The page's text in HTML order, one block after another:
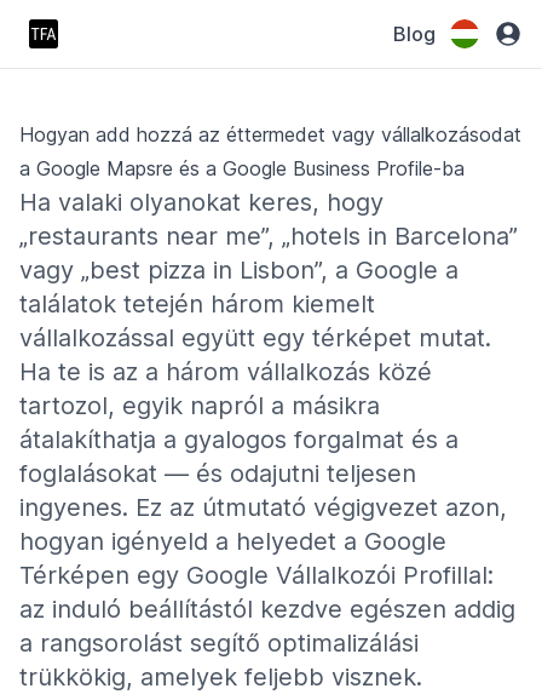
Blog
Hogyan add hozzá az éttermedet vagy vállalkozásodat
a Google Mapsre és a Google Business Profile-ba
Ha valaki olyanokat keres, hogy
„restaurants near me”, „hotels in Barcelona”
vagy „best pizza in Lisbon”, a Google a
találatok tetején három kiemelt
vállalkozással együtt egy térképet mutat.
Ha te is az a három vállalkozás közé
tartozol, egyik napról a másikra
átalakíthatja a gyalogos forgalmat és a
foglalásokat — és odajutni teljesen
ingyenes. Ez az útmutató végigvezet azon,
hogyan igényeld a helyedet a Google
Térképen egy Google Vállalkozói Profillal:
az induló beállítástól kezdve egészen addig
a rangsorolást segítő optimalizálási
trükkökig, amelyek feljebb visznek.